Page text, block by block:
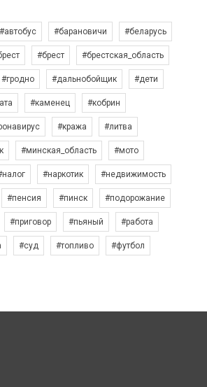
#автобус #барановичи #беларусь
#брест #брестская_область
#гродно #дальнобойщик #дети
#каменец #кобрин
#кража #литва
#минская_область #мото
#наркотик #недвижимость
#пенсия #пинск #подорожание
#приговор #пьяный #работа
#суд #топливо #футбол